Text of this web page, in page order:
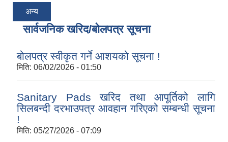
अन्य
सार्वजनिक खरिद/बोलपत्र सूचना
बोलपत्र स्वीकृत गर्ने आशयको सूचना !
मिति: 06/02/2026 - 01:50
Sanitary Pads खरिद तथा आपूर्तिको लागि
सिलबन्दी दरभाउपत्र आवहान गरिएको सम्बन्धी सूचना
!
मिति: 05/27/2026 - 07:09